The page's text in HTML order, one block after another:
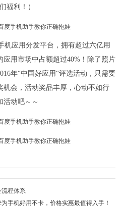
福利！）
机应用分发平台，拥有超过六亿用
应用市场中占额超过40%！除了照片
年“中国好应用“评选活动，只需要
机会，活动奖品丰厚，心动不如行
活动吧～～
流程体系
手机好用不卡，价格实惠最值得入手！